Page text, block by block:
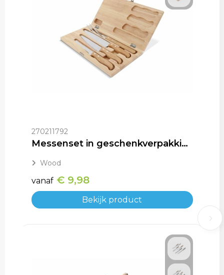
270211792
Messenset in geschenkverpakking
Wood
vanaf € 9,98
Bekijk product